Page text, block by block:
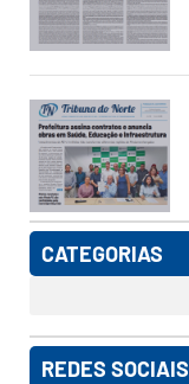
CATEGORIAS
REDES SOCIAIS